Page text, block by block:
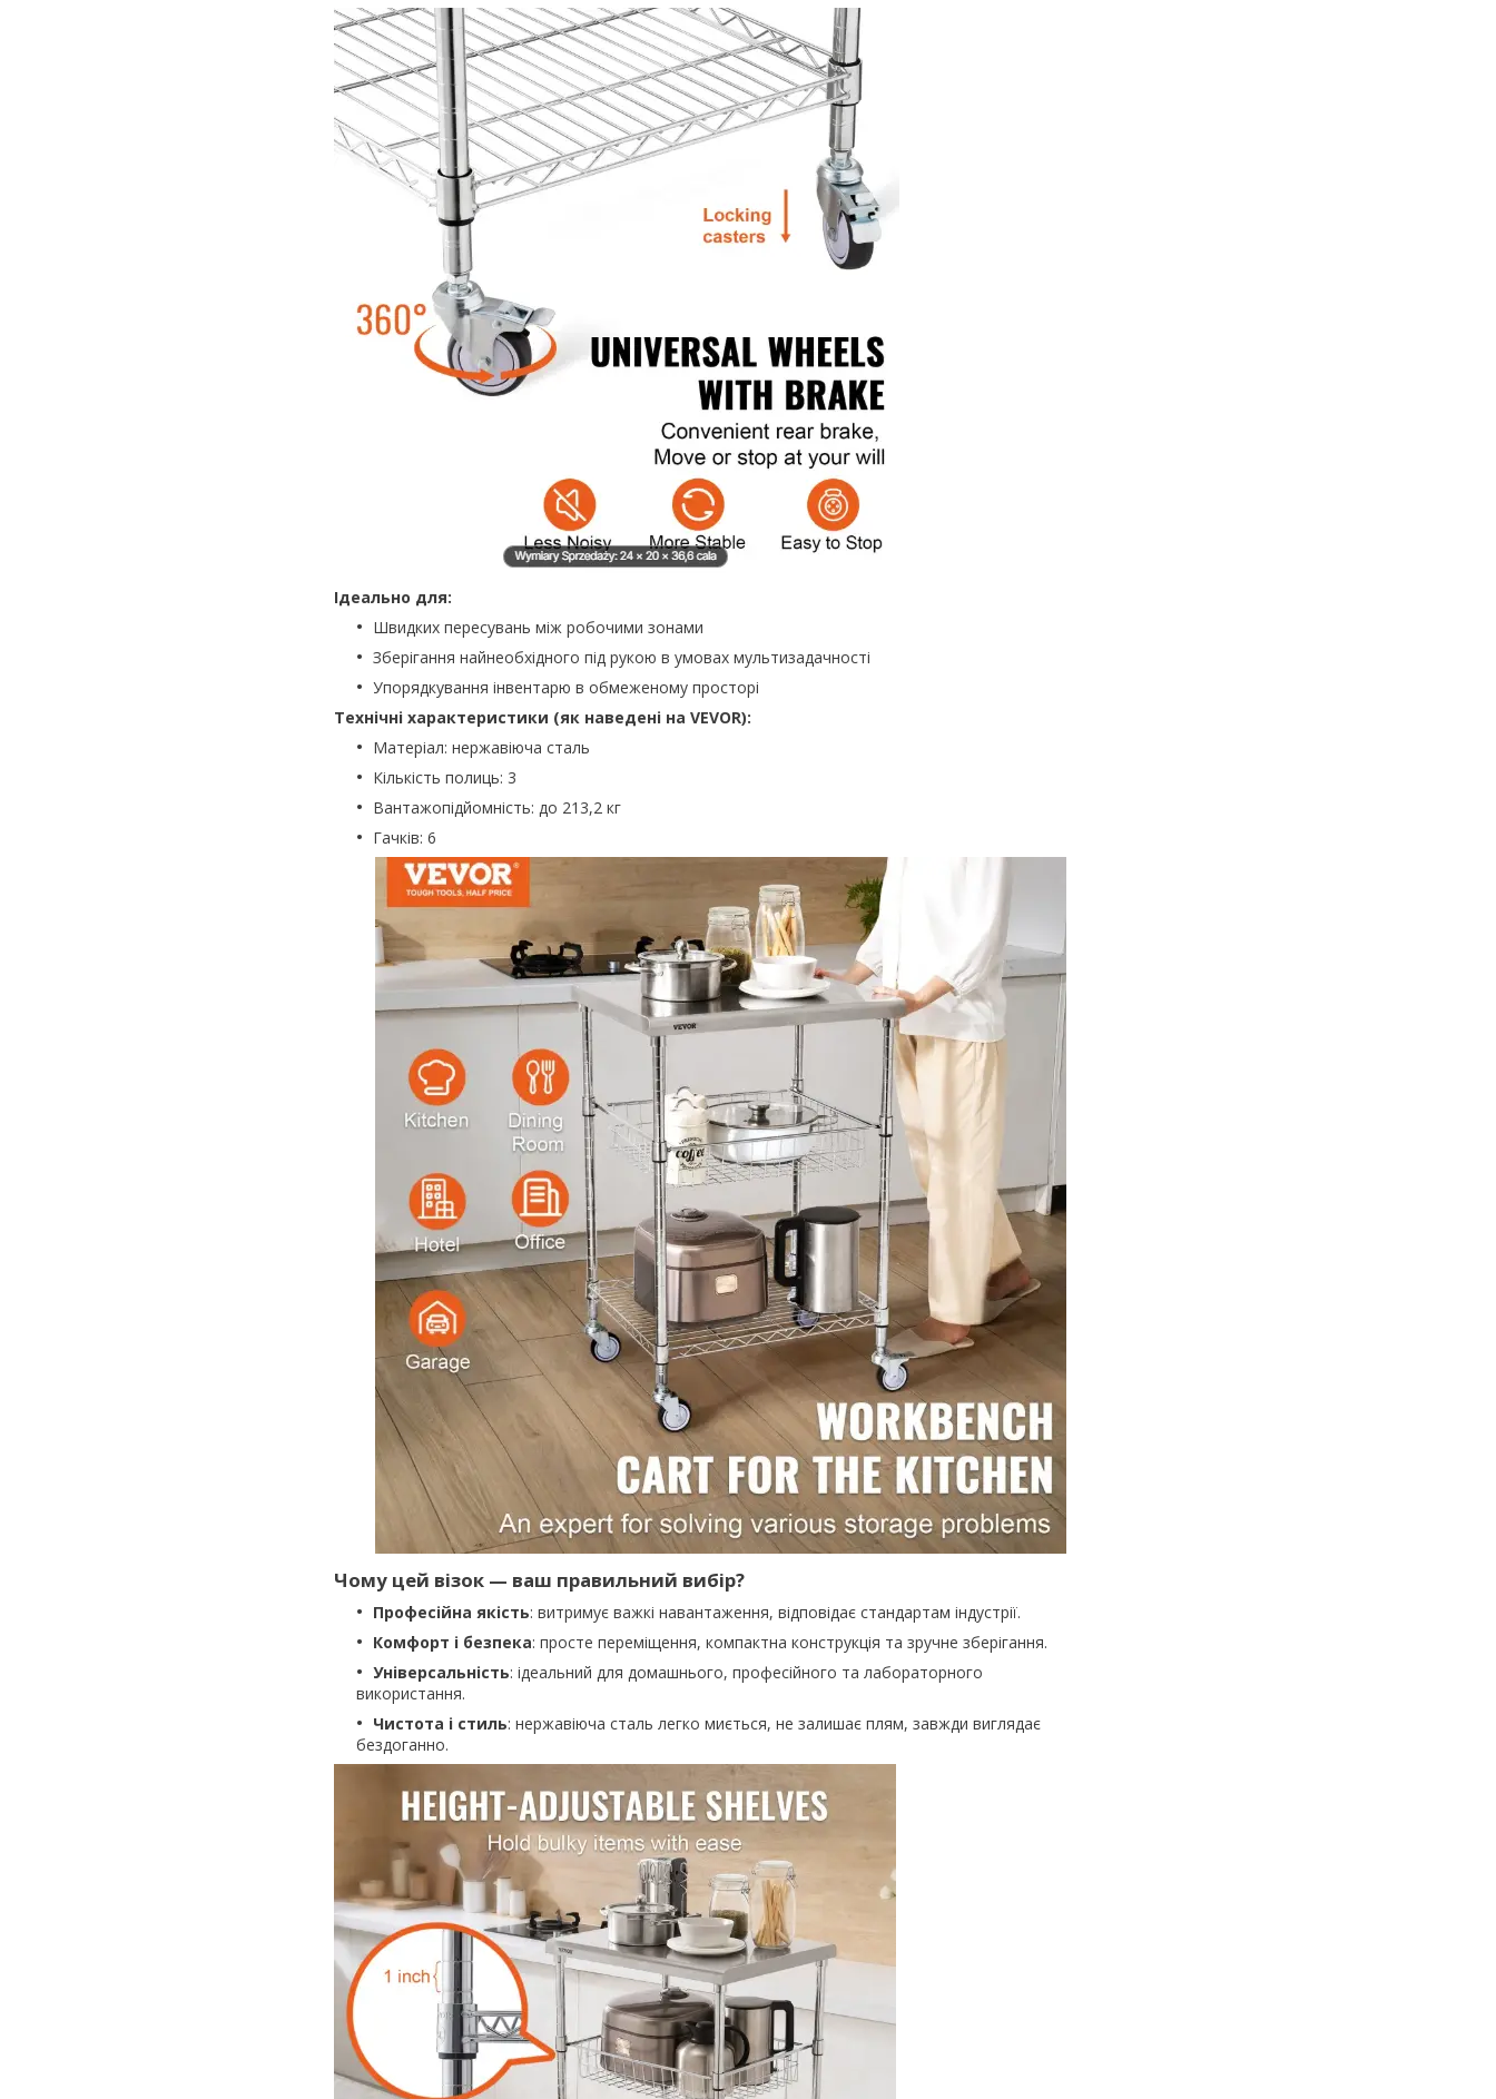
Ідеально для:
Швидких пересувань між робочими зонами
Зберігання найнеобхідного під рукою в умовах мультизадачності
Упорядкування інвентарю в обмеженому просторі
Технічні характеристики (як наведені на VEVOR):
Матеріал: нержавіюча сталь
Кількість полиць: 3
Вантажопідйомність: до 213,2 кг
Гачків: 6
Чому цей візок — ваш правильний вибір?
Професійна якість: витримує важкі навантаження, в⁣ідповідає стандартам індустрії.
Комфорт і безпека: просте переміщення, компактна к​онструкція та зручне зберігання.
Універсальність: ідеальний для домашнього, професійного та лабораторного
використання.
Чистота і стиль: нержавіюча сталь легко миється, не залишає плям, завжди виглядає
бездоганно.